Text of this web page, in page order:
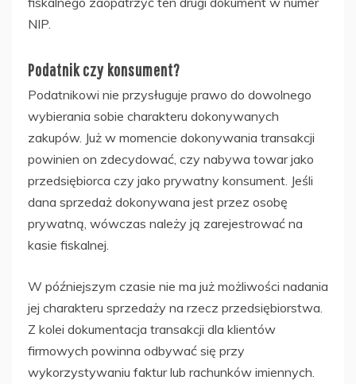
NIP.
Podatnik czy konsument?
Podatnikowi nie przysługuje prawo do dowolnego
wybierania sobie charakteru dokonywanych
zakupów. Już w momencie dokonywania transakcji
powinien on zdecydować, czy nabywa towar jako
przedsiębiorca czy jako prywatny konsument. Jeśli
dana sprzedaż dokonywana jest przez osobę
prywatną, wówczas należy ją zarejestrować na
kasie fiskalnej.
W późniejszym czasie nie ma już możliwości nadania
jej charakteru sprzedaży na rzecz przedsiębiorstwa.
Z kolei dokumentacja transakcji dla klientów
firmowych powinna odbywać się przy
wykorzystywaniu faktur lub rachunków imiennych.